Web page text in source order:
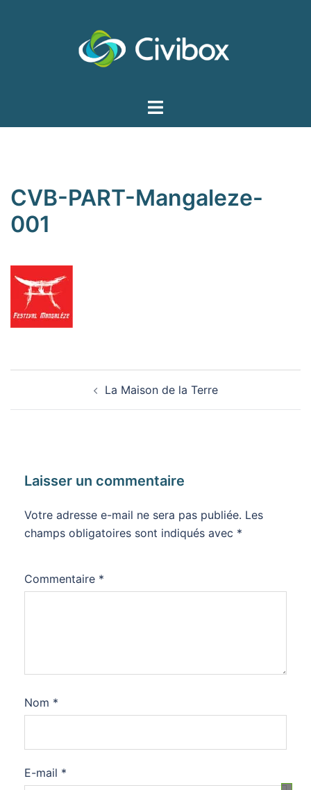
Ouvrir/fermer
CVB-PART-Mangaleze-
001
La Maison de la Terre
Laisser un commentaire
Votre adresse e-mail ne sera pas publiée. Les
champs obligatoires sont indiqués avec *
Commentaire *
Nom *
E-mail *